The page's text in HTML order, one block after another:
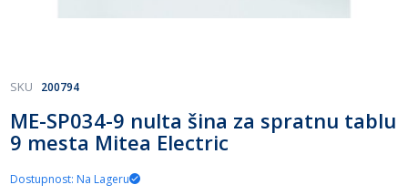
Skip
the
beginning
the
ME-SP034-9 nulta šina za spratnu tablu
9 mesta Mitea Electric
SKU 200794
Dostupnost: Na Lageru